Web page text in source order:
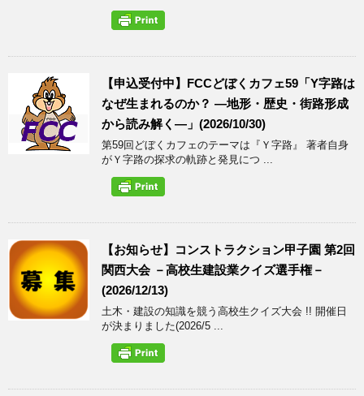
【申込受付中】FCCどぼくカフェ59「Y字路は
なぜ生まれるのか？ ―地形・歴史・街路形成
から読み解く―」(2026/10/30)
第59回どぼくカフェのテーマは『Ｙ字路』 著者自身
がＹ字路の探求の軌跡と発見につ ...
【お知らせ】コンストラクション甲子園 第2回
関西大会 －高校生建設業クイズ選手権－
(2026/12/13)
土木・建設の知識を競う高校生クイズ大会 !! 開催日
が決まりました(2026/5 ...